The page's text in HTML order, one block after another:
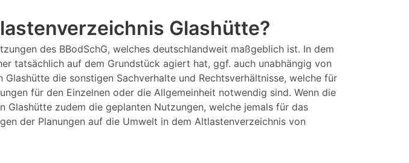
Glashütte?
des BBodSchG, welches deutschlandweit maßgeblich ist. In dem
tatsächlich auf dem Grundstück agiert hat, ggf. auch unabhängig von
die sonstigen Sachverhalte und Rechtsverhältnisse, welche für
für den Einzelnen oder die Allgemeinheit notwendig sind. Wenn die
zudem die geplanten Nutzungen, welche jemals für das
der Planungen auf die Umwelt in dem Altlastenverzeichnis von